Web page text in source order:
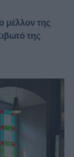
μέλλον της
της